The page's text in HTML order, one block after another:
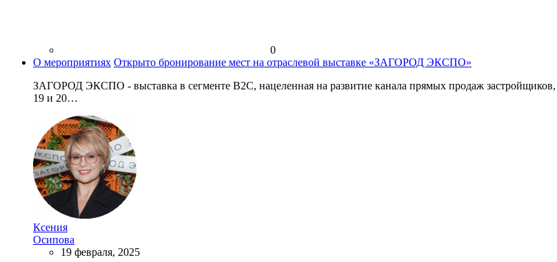
0
О мероприятиях Открыто бронирование мест на отраслевой выставке «ЗАГОРОД ЭКСПО»
ЗАГОРОД ЭКСПО - выставка в сегменте В2С, нацеленная на развитие канала прямых продаж застройщиков,
19 и 20…
Ксения
Осипова
19 февраля, 2025